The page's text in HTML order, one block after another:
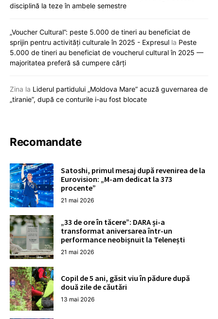
disciplină la teze în ambele semestre
„Voucher Cultural”: peste 5.000 de tineri au beneficiat de
sprijin pentru activități culturale în 2025 - Expresul la Peste
5.000 de tineri au beneficiat de voucherul cultural în 2025 —
majoritatea preferă să cumpere cărți
Zina la Liderul partidului „Moldova Mare” acuză guvernarea de
„tiranie”, după ce conturile i-au fost blocate
Recomandate
Satoshi, primul mesaj după revenirea de la
Eurovision: „M-am dedicat la 373
procente”
21 mai 2026
„33 de ore în tăcere”: DARA și-a
transformat aniversarea într-un
performance neobișnuit la Telenești
21 mai 2026
Copil de 5 ani, găsit viu în pădure după
două zile de căutări
13 mai 2026